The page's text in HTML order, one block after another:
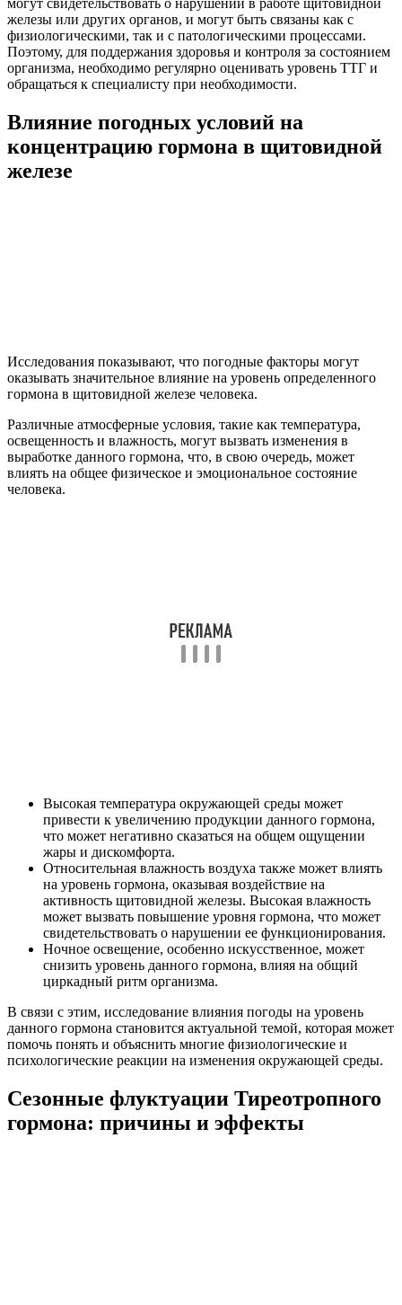
могут свидетельствовать о нарушении в работе щитовидной
железы или других органов, и могут быть связаны как с
физиологическими, так и с патологическими процессами.
Поэтому, для поддержания здоровья и контроля за состоянием
организма, необходимо регулярно оценивать уровень ТТГ и
обращаться к специалисту при необходимости.
Влияние погодных условий на
концентрацию гормона в щитовидной
железе
Исследования показывают, что погодные факторы могут
оказывать значительное влияние на уровень определенного
гормона в щитовидной железе человека.
Различные атмосферные условия, такие как температура,
освещенность и влажность, могут вызвать изменения в
выработке данного гормона, что, в свою очередь, может
влиять на общее физическое и эмоциональное состояние
человека.
Высокая температура окружающей среды может
привести к увеличению продукции данного гормона,
что может негативно сказаться на общем ощущении
жары и дискомфорта.
Относительная влажность воздуха также может влиять
на уровень гормона, оказывая воздействие на
активность щитовидной железы. Высокая влажность
может вызвать повышение уровня гормона, что может
свидетельствовать о нарушении ее функционирования.
Ночное освещение, особенно искусственное, может
снизить уровень данного гормона, влияя на общий
циркадный ритм организма.
В связи с этим, исследование влияния погоды на уровень
данного гормона становится актуальной темой, которая может
помочь понять и объяснить многие физиологические и
психологические реакции на изменения окружающей среды.
Сезонные флуктуации Тиреотропного
гормона: причины и эффекты